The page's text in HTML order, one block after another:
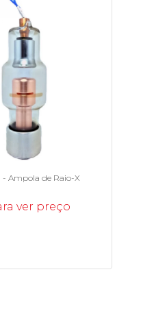
- Ampola de Raio-X
ver preço